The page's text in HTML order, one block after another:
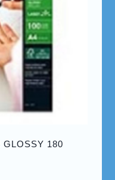
GLOSSY 180